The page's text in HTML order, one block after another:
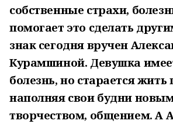
собственные страхи,
помогает это сделать
знак сегодня вручен
Курамшиной. Девушка
болезнь, но старается жить
наполняя свои будни
творчеством, общением. А